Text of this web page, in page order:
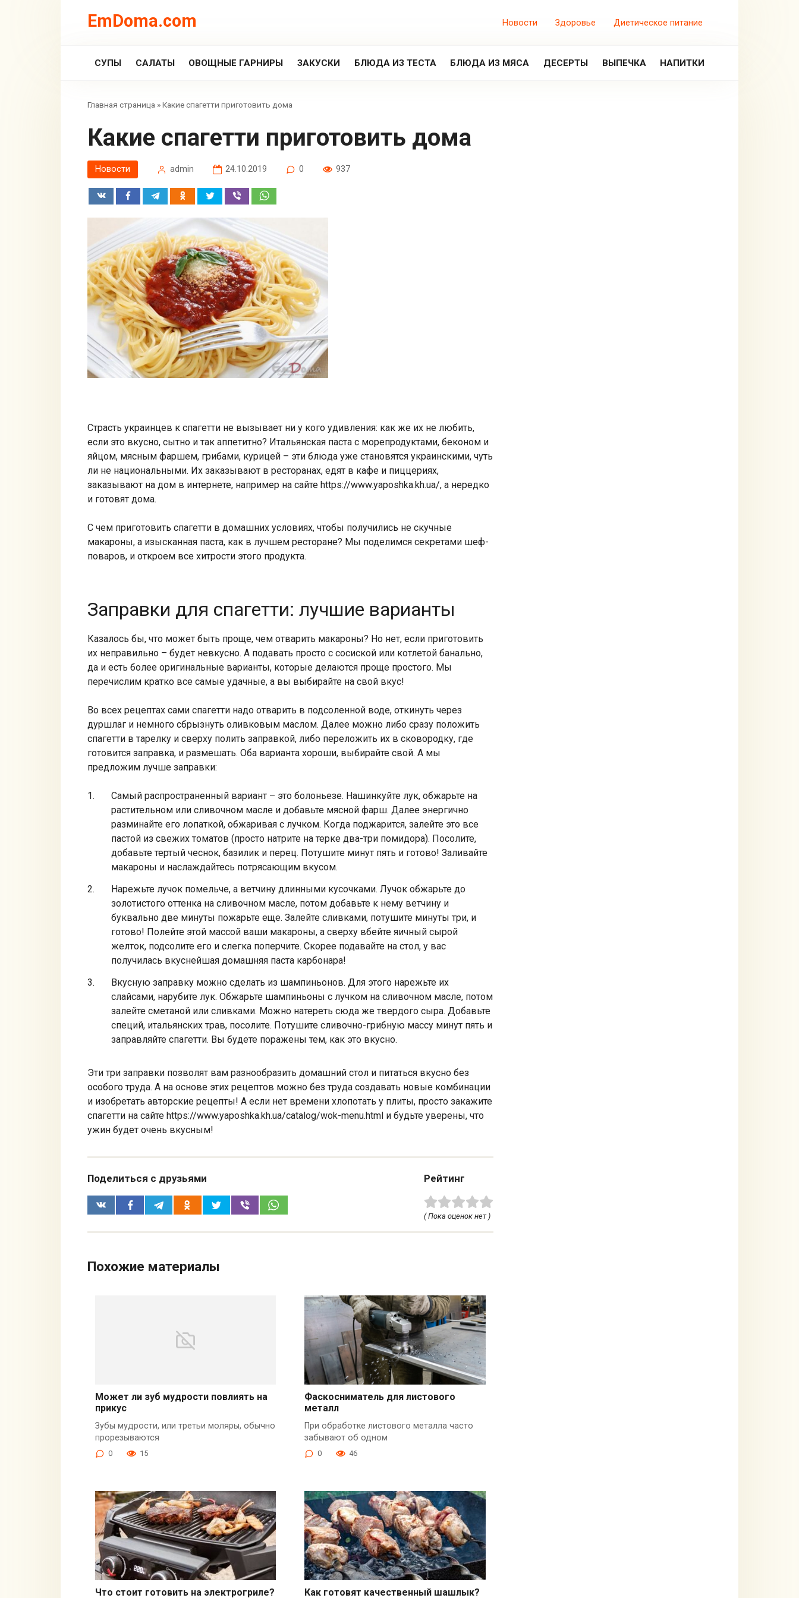
EmDoma.com Новости Здоровье Диетическое питание
СУПЫ САЛАТЫ ОВОЩНЫЕ ГАРНИРЫ ЗАКУСКИ БЛЮДА ИЗ ТЕСТА БЛЮДА ИЗ МЯСА ДЕСЕРТЫ ВЫПЕЧКА НАПИТКИ
Главная страница »Какие спагетти приготовить дома
Какие спагетти приготовить дома
Новости admin 24.10.2019 0 937
Страсть украинцев к спагетти не вызывает ни у кого удивления: как же их не любить,
если это вкусно, сытно и так аппетитно? Итальянская паста с морепродуктами, беконом и
яйцом, мясным фаршем, грибами, курицей – эти блюда уже становятся украинскими, чуть
ли не национальными. Их заказывают в ресторанах, едят в кафе и пиццериях,
заказывают на дом в интернете, например на сайте https://www.yaposhka.kh.ua/, а нередко
и готовят дома.
С чем приготовить спагетти в домашних условиях, чтобы получились не скучные
макароны, а изысканная паста, как в лучшем ресторане? Мы поделимся секретами шеф-
поваров, и откроем все хитрости этого продукта.
Заправки для спагетти: лучшие варианты
Казалось бы, что может быть проще, чем отварить макароны? Но нет, если приготовить
их неправильно – будет невкусно. А подавать просто с сосиской или котлетой банально,
да и есть более оригинальные варианты, которые делаются проще простого. Мы
перечислим кратко все самые удачные, а вы выбирайте на свой вкус!
Во всех рецептах сами спагетти надо отварить в подсоленной воде, откинуть через
дуршлаг и немного сбрызнуть оливковым маслом. Далее можно либо сразу положить
спагетти в тарелку и сверху полить заправкой, либо переложить их в сковородку, где
готовится заправка, и размешать. Оба варианта хороши, выбирайте свой. А мы
предложим лучше заправки:
Самый распространенный вариант – это болоньезе. Нашинкуйте лук, обжарьте на
растительном или сливочном масле и добавьте мясной фарш. Далее энергично
разминайте его лопаткой, обжаривая с лучком. Когда поджарится, залейте это все
пастой из свежих томатов (просто натрите на терке два-три помидора). Посолите,
добавьте тертый чеснок, базилик и перец. Потушите минут пять и готово! Заливайте
макароны и наслаждайтесь потрясающим вкусом.
Нарежьте лучок помельче, а ветчину длинными кусочками. Лучок обжарьте до
золотистого оттенка на сливочном масле, потом добавьте к нему ветчину и
буквально две минуты пожарьте еще. Залейте сливками, потушите минуты три, и
готово! Полейте этой массой ваши макароны, а сверху вбейте яичный сырой
желток, подсолите его и слегка поперчите. Скорее подавайте на стол, у вас
получилась вкуснейшая домашняя паста карбонара!
Вкусную заправку можно сделать из шампиньонов. Для этого нарежьте их
слайсами, нарубите лук. Обжарьте шампиньоны с лучком на сливочном масле, потом
залейте сметаной или сливками. Можно натереть сюда же твердого сыра. Добавьте
специй, итальянских трав, посолите. Потушите сливочно-грибную массу минут пять и
заправляйте спагетти. Вы будете поражены тем, как это вкусно.
Эти три заправки позволят вам разнообразить домашний стол и питаться вкусно без
особого труда. А на основе этих рецептов можно без труда создавать новые комбинации
и изобретать авторские рецепты! А если нет времени хлопотать у плиты, просто закажите
спагетти на сайте https://www.yaposhka.kh.ua/catalog/wok-menu.html и будьте уверены, что
ужин будет очень вкусным!
Поделиться с друзьями Рейтинг
( Пока оценок нет )
Похожие материалы
Может ли зуб мудрости повлиять на
прикус
Зубы мудрости, или третьи моляры, обычно
прорезываются
0 15
Фаскосниматель для листового
металл
При обработке листового металла часто
забывают об одном
0 46
Что стоит готовить на электрогриле? Как готовят качественный шашлык?